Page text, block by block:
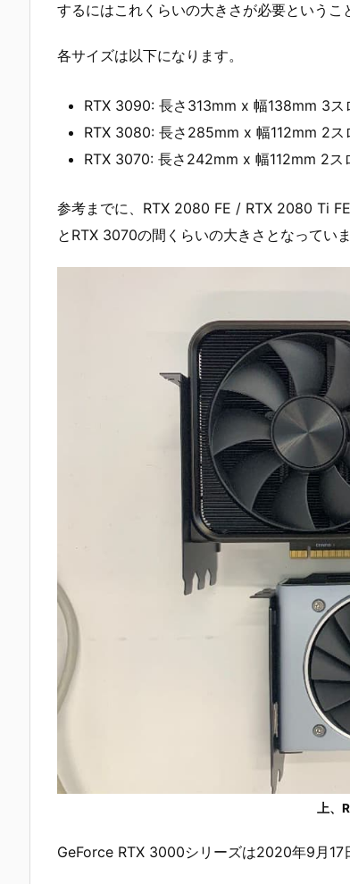
するにはこれくらいの大きさが必要というこ
各サイズは以下になります。
RTX 3090: 長さ313mm x 幅138mm 3ス
RTX 3080: 長さ285mm x 幅112mm 2ス
RTX 3070: 長さ242mm x 幅112mm 2ス
参考までに、RTX 2080 FE / RTX 2080 Ti
とRTX 3070の間くらいの大きさとなっていま
上
GeForce RTX 3000シリーズは2020年9月17